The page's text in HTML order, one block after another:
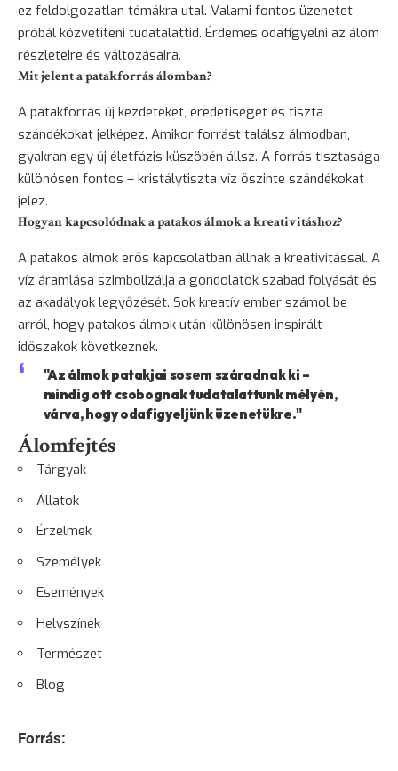
ez feldolgozatlan témákra utal. Valami fontos üzenetet
próbál közvetíteni tudatalattid. Érdemes odafigyelni az álom
részleteire és változásaira.
Mit jelent a patakforrás álomban?
A patakforrás új kezdeteket, eredetiséget és tiszta
szándékokat jelképez. Amikor forrást találsz álmodban,
gyakran egy új életfázis küszöbén állsz. A forrás tisztasága
különösen fontos – kristálytiszta víz őszinte szándékokat
jelez.
Hogyan kapcsolódnak a patakos álmok a kreativitáshoz?
A patakos álmok erős kapcsolatban állnak a kreativitással. A
víz áramlása szimbolizálja a gondolatok szabad folyását és
az akadályok legyőzését. Sok kreatív ember számol be
arról, hogy patakos álmok után különösen inspirált
időszakok következnek.
"Az álmok patakjai sosem száradnak ki –
mindig ott csobognak tudatalattunk mélyén,
várva, hogy odafigyeljünk üzenetükre."
Álomfejtés
Tárgyak
Állatok
Érzelmek
Személyek
Események
Helyszínek
Természet
Blog
Forrás: